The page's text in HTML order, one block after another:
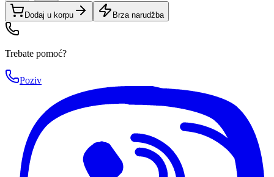
Dodaj u korpu Brza narudžba
Trebate pomoć?
Poziv